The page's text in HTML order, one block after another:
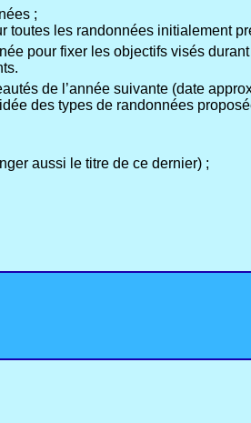
;
toutes les randonnées initialement
pour fixer les objectifs visés
de l’année suivante (date
des types de randonnées
aussi le titre de ce dernier) ;